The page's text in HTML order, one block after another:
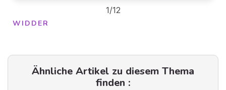
WIDDER
1/12
Ähnliche Artikel zu diesem Thema
finden :